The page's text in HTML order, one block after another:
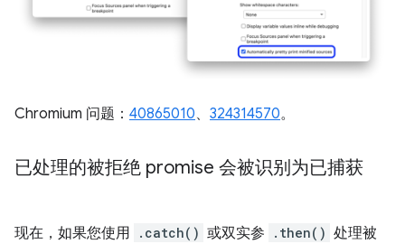
Chromium 问题： 40865010、 324314570。
已处理的被拒绝 promise 会被识别为已捕获
现在，如果您使用 .catch() 或双实参 .then() 处理被